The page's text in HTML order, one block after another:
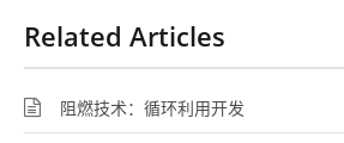
Related Articles
阻燃技术：循环利用开发